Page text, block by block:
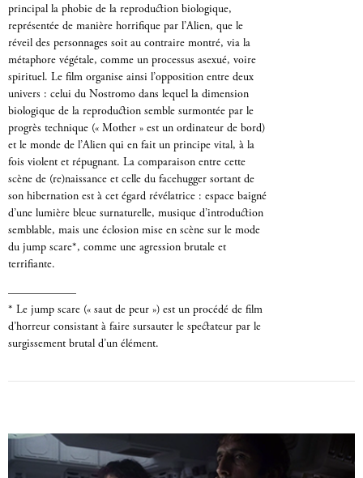
principal la phobie de la reproduction biologique,
représentée de manière horrifique par l’Alien, que le
réveil des personnages soit au contraire montré, via la
métaphore végétale, comme un processus asexué, voire
spirituel. Le film organise ainsi l’opposition entre deux
univers : celui du Nostromo dans lequel la dimension
biologique de la reproduction semble surmontée par le
progrès technique (« Mother » est un ordinateur de bord)
et le monde de l’Alien qui en fait un principe vital, à la
fois violent et répugnant. La comparaison entre cette
scène de (re)naissance et celle du facehugger sortant de
son hibernation est à cet égard révélatrice : espace baigné
d’une lumière bleue surnaturelle, musique d’introduction
semblable, mais une éclosion mise en scène sur le mode
du jump scare*, comme une agression brutale et
terrifiante.
——————
* Le jump scare (« saut de peur ») est un procédé de film
d’horreur consistant à faire sursauter le spectateur par le
surgissement brutal d’un élément.